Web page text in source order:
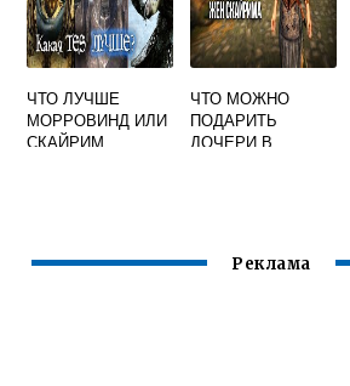
ЧТО ЛУЧШЕ
МОРРОВИНД ИЛИ
СКАЙРИМ
ЧТО МОЖНО
ПОДАРИТЬ
ДОЧЕРИ В
Реклама